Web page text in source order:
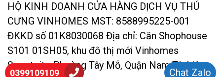
Chat Zalo
0399109109
HỘ KINH DOANH CỬA HÀNG DỊCH VỤ THÚ
CƯNG VINHOMES MST: 8588995225-001
ĐKKD số 01K8030068 Địa chỉ: Căn Shophouse
S101 01SH05, khu đô thị mới Vinhomes
Smartcity, Phường Tây Mỗ, Quận Nam Từ Liêm,